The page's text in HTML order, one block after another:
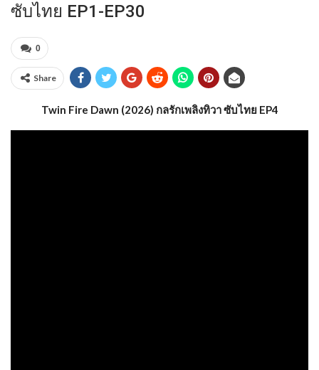
ซับไทย EP1-EP30
0
Share
Twin Fire Dawn (2026) กลรักเพลิงทิวา ซับไทย EP4